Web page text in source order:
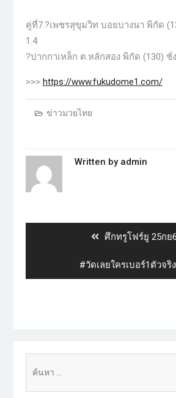
คู่ที่7.?เพชรสุขุมวิท บอยบางนา พิกัด
1.4
?ปากกาเหล็ก ต.หลักสอง พิกัด (130) ชั่
>>> https://www.fukudome1.com/
ข่าวมวยไทย
Written by admin
ศึกทรูโฟร์ยู 25กย
#วัดเลยใครเบอร์1ตัวจริ